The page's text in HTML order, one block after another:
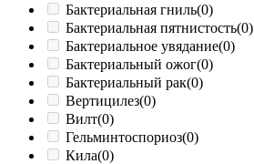
Бактериальная гниль(0)
Бактериальная пятнистость(0)
Бактериальное увядание(0)
Бактериальный ожог(0)
Бактериальный рак(0)
Вертицилез(0)
Вилт(0)
Гельминтоспориоз(0)
Кила(0)